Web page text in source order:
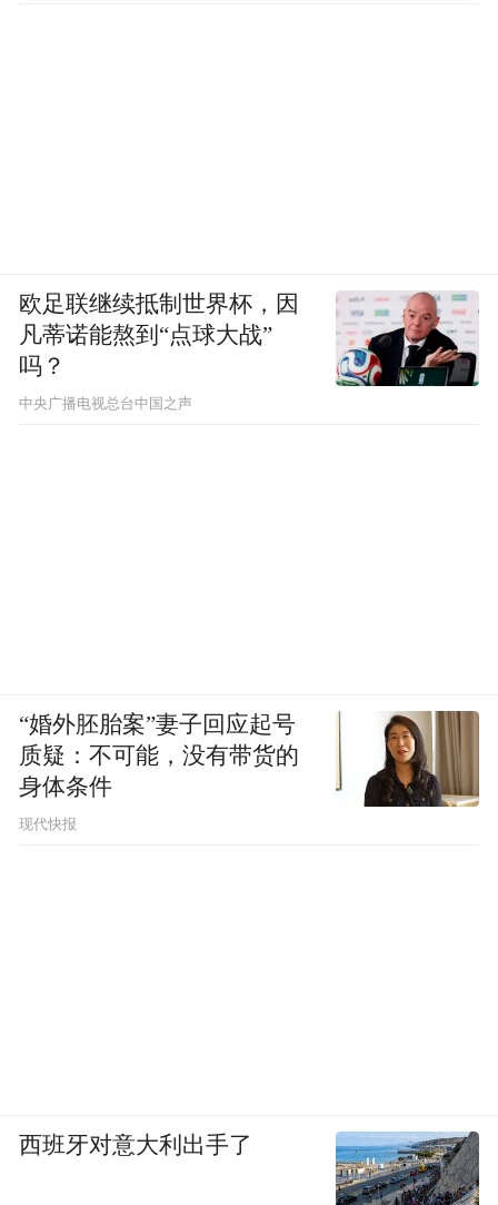
欧足联继续抵制世界杯，因
凡蒂诺能熬到“点球大战”
吗？
中央广播电视总台中国之声
“婚外胚胎案”妻子回应起号
质疑：不可能，没有带货的
身体条件
现代快报
西班牙对意大利出手了